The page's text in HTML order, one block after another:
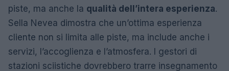
piste, ma anche la qualità dell’intera esperienza.
Sella Nevea dimostra che un’ottima esperienza
cliente non si limita alle piste, ma include anche i
servizi, l’accoglienza e l’atmosfera. I gestori di
stazioni sciistiche dovrebbero trarre insegnamento